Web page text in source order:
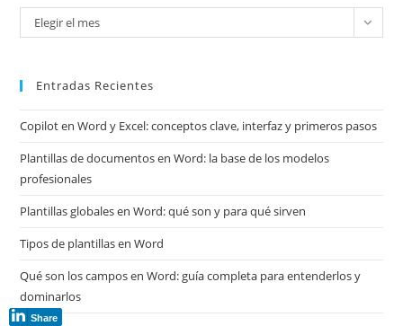
Mira
mis
Elegir el mes
Entradas Recientes
Copilot en Word y Excel: conceptos clave, interfaz y primeros pasos
Plantillas de documentos en Word: la base de los modelos
profesionales
Plantillas globales en Word: qué son y para qué sirven
Tipos de plantillas en Word
Qué son los campos en Word: guía completa para entenderlos y
dominarlos
Share